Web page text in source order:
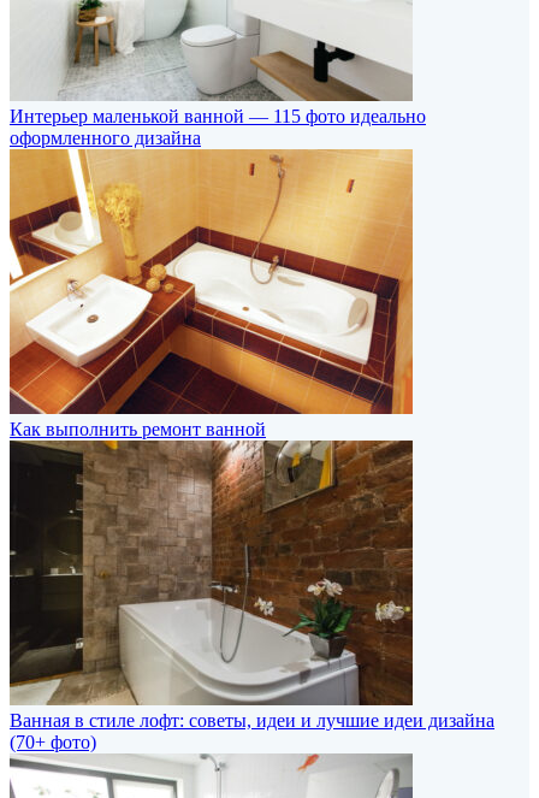
Интерьер маленькой ванной — 115 фото идеально
оформленного дизайна
Как выполнить ремонт ванной
Ванная в стиле лофт: советы, идеи и лучшие идеи дизайна
(70+ фото)